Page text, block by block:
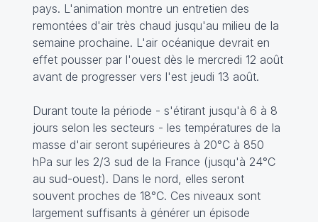
pays. L'animation montre un entretien des
remontées d'air très chaud jusqu'au milieu de la
semaine prochaine. L'air océanique devrait en
effet pousser par l'ouest dès le mercredi 12 août
avant de progresser vers l'est jeudi 13 août.
Durant toute la période - s'étirant jusqu'à 6 à 8
jours selon les secteurs - les températures de la
masse d'air seront supérieures à 20°C à 850
hPa sur les 2/3 sud de la France (jusqu'à 24°C
au sud-ouest). Dans le nord, elles seront
souvent proches de 18°C. Ces niveaux sont
largement suffisants à générer un épisode